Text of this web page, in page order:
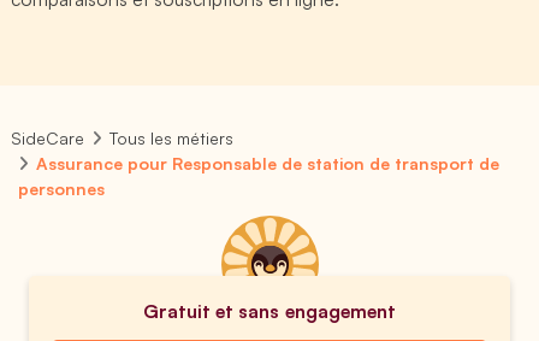
SideCare
Tous les métiers
Assurance pour Responsable de station de transport de
personnes
Gratuit et sans engagement